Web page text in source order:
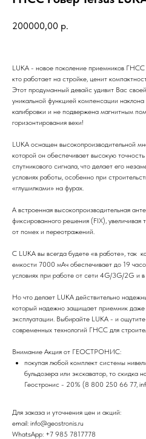
200000,00 р.
LUKA - новое поколение приемников ГНСС
кто работает на стройке, ценит
Этот продуманный девайс удивит Вас
уникальной функцией компенсации наклона
калибровки и не подвержена магнитным
горизонтирования вехи!
LUKA оснащен высокопроизводительной
которой он обеспечивает высокую
спутникового сигнала, что делает его
условиях работы, особенно при
«глушилками» на фурах.
А встроенная высокопроизводительная
фиксированного решения (FIX),
от помех и переотражений.
С LUKA вы всегда будете «в работе», так
емкости 7000 мАч обеспечивает до 19
условиях при работе от сети 4G/3G/2G и
Но что делает LUKA действительно
который надежно защищает приемник даже
эксплуатации. Выбирайте LUKA - и
современных технологий ГНСС для
Внимание Акция от ГЕОСТРОНИС:
покупая любой комплект системы
бульдозера или экскаватор, то скидка
Геостронис - 20% (8 800 250 66 77,
Для заказа и уточнения цен и акций:
email: info@geostronis.ru
WhatsApp: +7 985 7817778